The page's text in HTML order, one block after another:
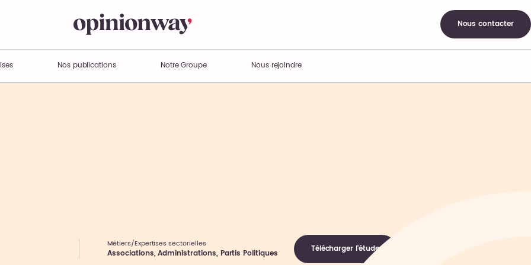
Nous contacter
Nos publications Notre Groupe Nous rejoindre
Métiers/Expertises sectorielles
Associations, Administrations, Partis Politiques Télécharger l'étude